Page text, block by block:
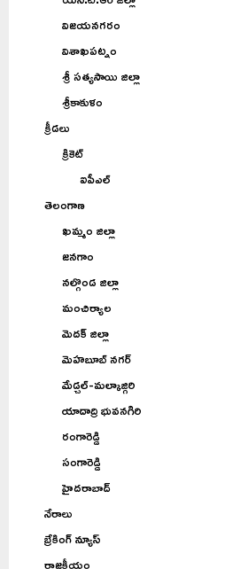
విజయనగరం
విశాఖపట్నం
శ్రీ సత్యసాయి జిల్లా
శ్రీకాకుళం
క్రీడలు
క్రికెట్
ఐపీఎల్
తెలంగాణ
ఖమ్మం జిల్లా
జనగాం
నల్గొండ జిల్లా
మంచిర్యాల
మెదక్ జిల్లా
మెహబూబ్ నగర్
మేడ్చల్-మల్కాజ్గిరి
యాదాద్రి భువనగిరి
రంగారెడ్డి
సంగారెడ్డి
హైదరాబాద్
నేరాలు
బ్రేకింగ్ న్యూస్
రాజకీయం